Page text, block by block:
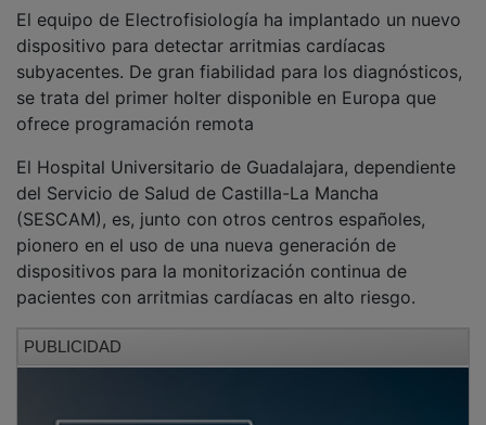
dispositivo para detectar arritmias cardíacas
subyacentes. De gran fiabilidad para los diagnósticos,
se trata del primer holter disponible en Europa que
ofrece programación remota
del Servicio de Salud de Castilla-La Mancha
(SESCAM), es, junto con otros centros españoles,
pionero en el uso de una nueva generación de
dispositivos para la monitorización continua de
pacientes con arritmias cardíacas en alto riesgo.